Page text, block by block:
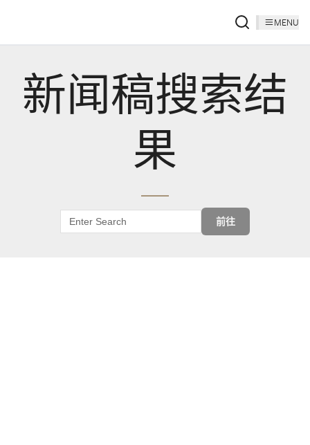
MENU
新闻稿搜索结
果
前往